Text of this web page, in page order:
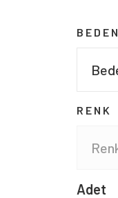
BEDEN
RENK
Adet